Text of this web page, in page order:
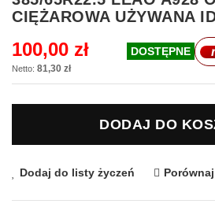
na
początek
CIĘŻAROWA UŻYWANA
100,00 zł
81,30 zł
DOSTĘPNE
DODAJ DO
Dodaj do listy życzeń Porównaj